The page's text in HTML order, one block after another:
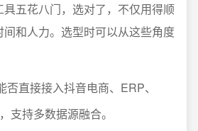
五花八门，选对了，不仅用得顺
和人力。选型时可以从这些角度
否直接接入抖音电商、ERP、
支持多数据源融合。